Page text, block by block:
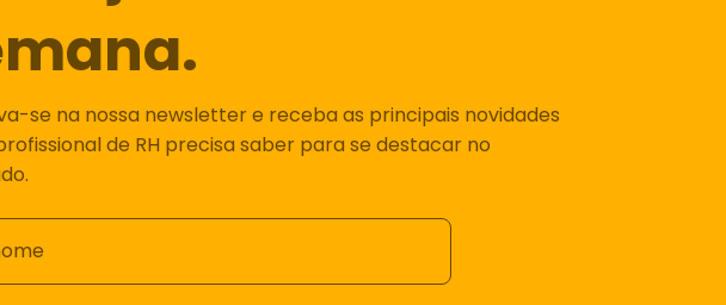
se na nossa newsletter e receba as principais novidades
de RH precisa saber para se destacar no